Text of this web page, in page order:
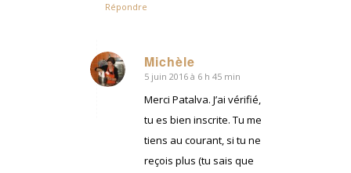
Répondre
Michèle
dit
5 juin 2016 à 6 h 45 min
Merci Patalva. J’ai vérifié,
tu es bien inscrite. Tu me
tiens au courant, si tu ne
reçois plus (tu sais que